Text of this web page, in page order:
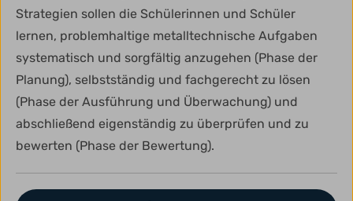
Strategien sollen die Schülerinnen und Schüler
lernen, problemhaltige metalltechnische Aufgaben
systematisch und sorgfältig anzugehen (Phase der
Planung), selbstständig und fachgerecht zu lösen
(Phase der Ausführung und Überwachung) und
abschließend eigenständig zu überprüfen und zu
bewerten (Phase der Bewertung).